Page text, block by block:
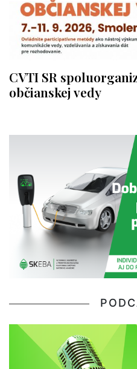
CVTI SR
občianskej vedy